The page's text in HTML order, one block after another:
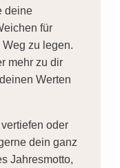
deine
für
zu legen.
mehr zu dir
Werten
oder
dein ganz
Jahresmotto,